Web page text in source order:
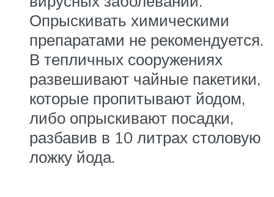
Опрыскивать химическими
препаратами не рекомендуется.
В тепличных сооружениях
развешивают чайные пакетики,
которые пропитывают йодом,
либо опрыскивают посадки,
разбавив в 10 литрах столовую
ложку йода.